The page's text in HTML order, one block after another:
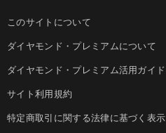
このサイトについて
ダイヤモンド・プレミアムについて
ダイヤモンド・プレミアム活用ガイド
サイト利用規約
特定商取引に関する法律に基づく表示